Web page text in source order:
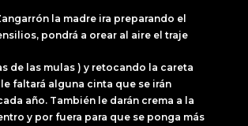
la madre ira preparando el
pondrá a orear al aire el traje
de las mulas ) y retocando la careta
faltará alguna cinta que se irán
año. También le darán crema a la
y por fuera para que se ponga más